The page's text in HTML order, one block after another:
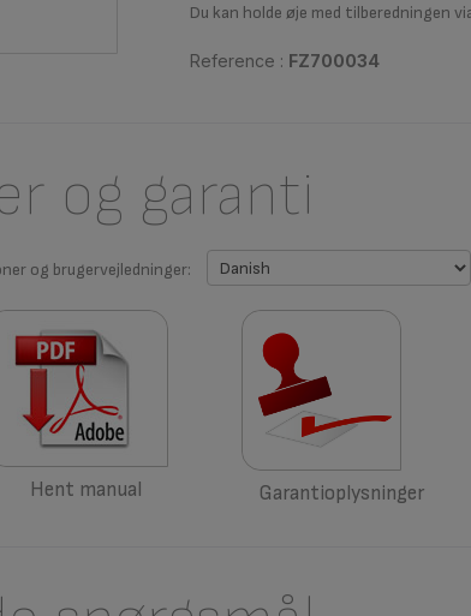
Du kan holde øje med tilberedningen
Reference : FZ700034
og garanti
og brugervejledninger:
Hent manual Garantioplysninger